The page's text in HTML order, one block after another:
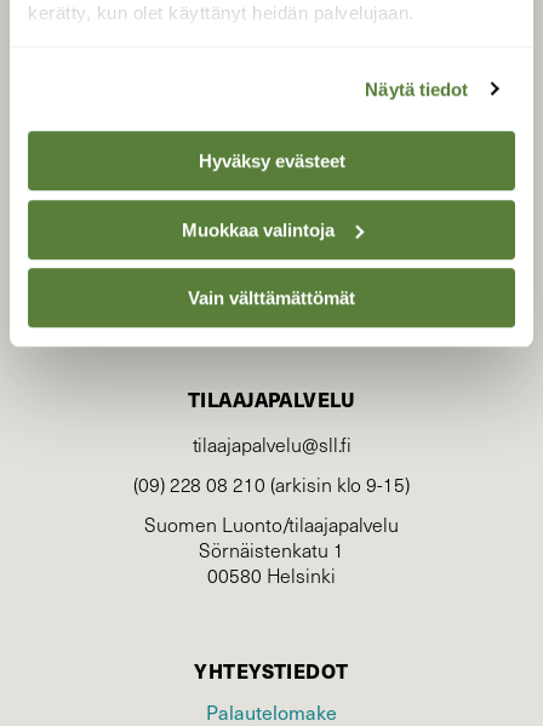
kerätty, kun olet käyttänyt heidän palvelujaan.
Näytä tiedot
Hyväksy evästeet
Muokkaa valintoja
Vain välttämättömät
Suomen Luonto -lehden
luonnonsuojelu­liitto.
TILAAJAPALVELU
tilaajapalvelu@sll.fi
(09) 228 08 210 (arkisin klo 9-15)
Suomen Luonto/tilaajapalvelu
Sörnäistenkatu 1
00580 Helsinki
YHTEYSTIEDOT
Palautelomake